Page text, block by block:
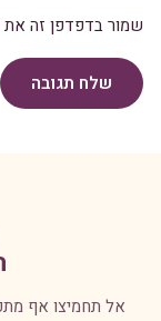
שמור בדפדפן זה
שלח תגובה
אל תחמיצו אף